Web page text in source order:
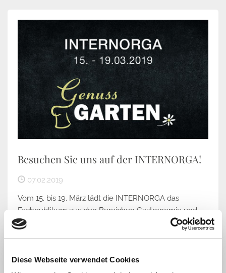
Diese Webseite verwendet Cookies
Besuchen Sie uns auf der INTERNORGA!
07.02.2019
Vom 15. bis 19. März lädt die INTERNORGA das
Fachpublikum aus den Bereichen Gastronomie und
Hotellerie in die Messehallen. Und wir sind wieder
Weiterlesen